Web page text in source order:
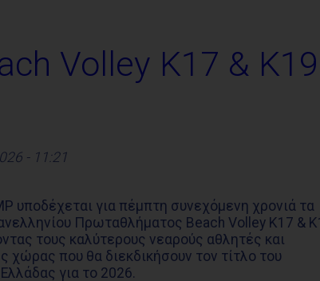
Volley K17 & K19
- 11:21
υποδέχεται για πέμπτη συνεχόμενη χρονιά τα
Πρωταθλήματος Beach Volley Κ17 &
τους καλύτερους νεαρούς αθλητές και
χώρας που θα διεκδικήσουν τον τίτλο του
για το 2026.